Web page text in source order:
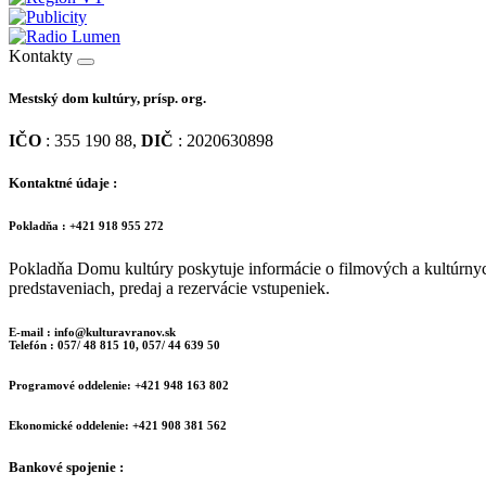
Kontakty
Mestský dom kultúry, prísp. org.
IČO : 355 190 88, DIČ : 2020630898
Kontaktné údaje :
Pokladňa : +421 918 955 272
Pokladňa Domu kultúry poskytuje informácie o filmových a
predstaveniach, predaj a rezervácie vstupeniek.
E-mail : info@kulturavranov.sk
Telefón : 057/ 48 815 10, 057/ 44 639 50
Programové oddelenie: +421 948 163 802
Ekonomické oddelenie: +421 908 381 562
Bankové spojenie :